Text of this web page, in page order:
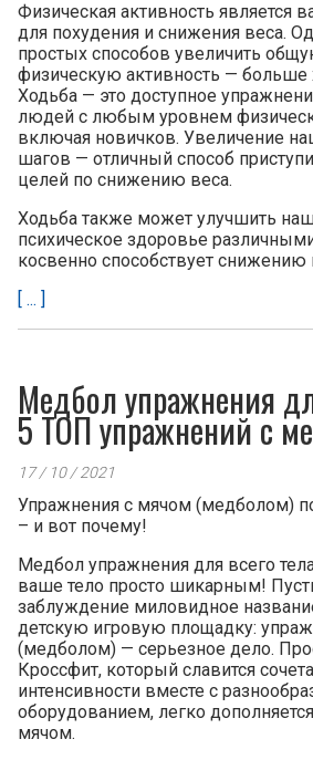
Физическая активность
для похудения и снижения веса.
простых способов увеличить
физическую активность —
Ходьба — это доступное
людей с любым уровнем
включая новичков. Увеличение
шагов — отличный способ
целей по снижению веса.
Ходьба также может улучшить
психическое здоровье
косвенно способствует снижению
[ ... ]
Медбол упражнения
5 ТОП упражнений с
17 / 10 / 2021
Упражнения с мячом (медболом)
– и вот почему!
Медбол упражнения для всего
ваше тело просто шикарным!
заблуждение миловидное
детскую игровую площадку:
(медболом) — серьезное дело.
Кроссфит, который славится
интенсивности вместе с
оборудованием, легко
мячом.